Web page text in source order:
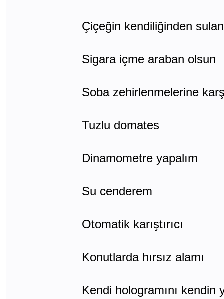
Çiçeğin kendiliğinden
Sigara içme araban olsun
Soba zehirlenmelerine
Tuzlu domates
Dinamometre yapalım
Su cenderem
Otomatik karıştırıcı
Konutlarda hırsız alamı
Kendi hologramını kendin